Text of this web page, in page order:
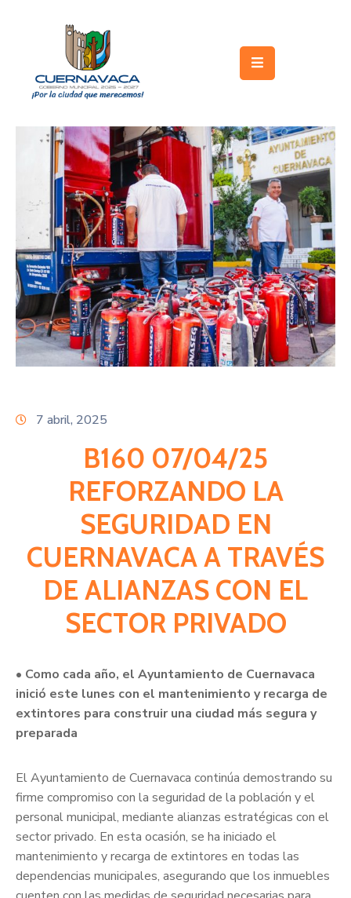
Gobierno
Turismo
Trámites
Servicios
Licitaciones
Transparencia
Directorio
Citas
7 abril, 2025
B160 07/04/25
REFORZANDO LA
SEGURIDAD EN
CUERNAVACA A TRAVÉS
DE ALIANZAS CON EL
SECTOR PRIVADO
• Como cada año, el Ayuntamiento de Cuernavaca
inició este lunes con el mantenimiento y recarga de
extintores para construir una ciudad más segura y
preparada
El Ayuntamiento de Cuernavaca continúa demostrando su
firme compromiso con la seguridad de la población y el
personal municipal, mediante alianzas estratégicas con el
sector privado. En esta ocasión, se ha iniciado el
mantenimiento y recarga de extintores en todas las
dependencias municipales, asegurando que los inmuebles